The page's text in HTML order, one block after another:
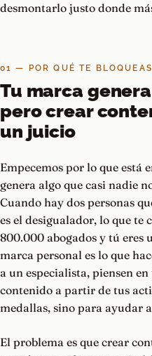
desmontarlo justo donde
01 — POR QUÉ TE BLOQUEAS
Tu marca
pero crear
un juicio
Empecemos por lo que está
genera algo que casi nadie
Cuando hay dos personas
es el desigualador, lo que te
800.000 abogados y tú eres
marca personal es lo que
a un especialista, piensen
contenido a partir de tus
medallas, sino para ayudar
El problema es que crear